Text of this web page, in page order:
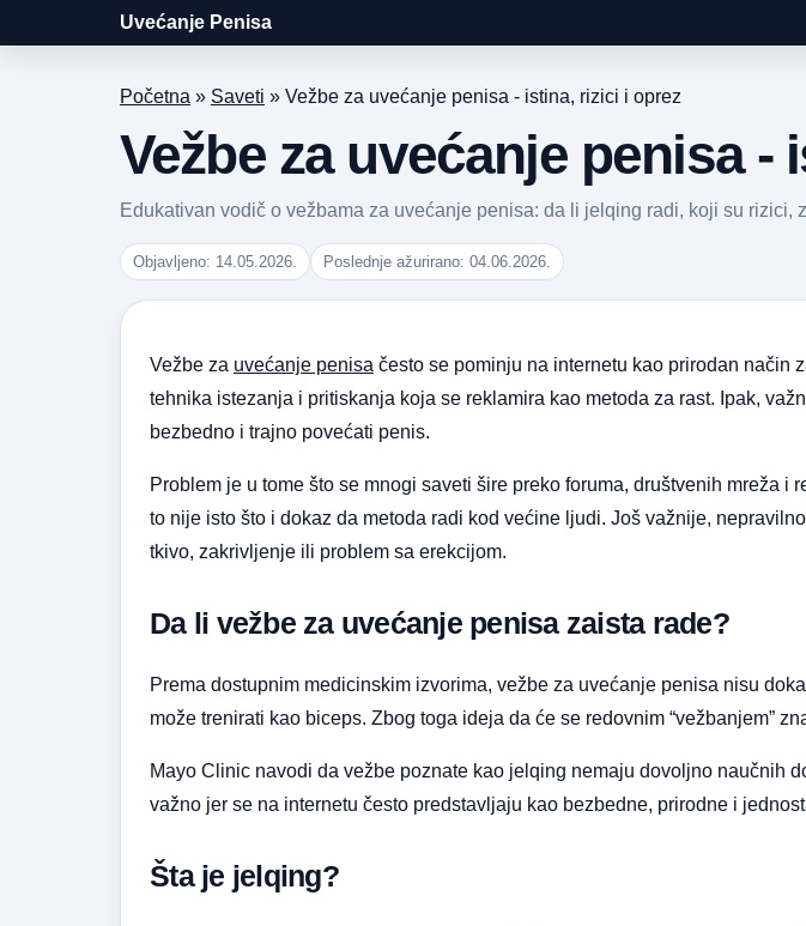
Uvećanje Penisa
Početna » Saveti » Vežbe za uvećanje penisa - istina, rizici i oprez
Vežbe za uvećanje penisa -
Edukativan vodič o vežbama za uvećanje penisa: da li jelqing radi, koji su
Objavljeno: 14.05.2026. Poslednje ažurirano: 04.06.2026.
Vežbe za uvećanje penisa često se pominju na internetu kao prirodan način
tehnika istezanja i pritiskanja koja se reklamira kao metoda za rast. Ipak,
bezbedno i trajno povećati penis.
Problem je u tome što se mnogi saveti šire preko foruma, društvenih mreža
to nije isto što i dokaz da metoda radi kod većine ljudi. Još važnije,
tkivo, zakrivljenje ili problem sa erekcijom.
Da li vežbe za uvećanje penisa zaista rade?
Prema dostupnim medicinskim izvorima, vežbe za uvećanje penisa nisu
može trenirati kao biceps. Zbog toga ideja da će se redovnim “vežbanjem”
Mayo Clinic navodi da vežbe poznate kao jelqing nemaju dovoljno naučnih
važno jer se na internetu često predstavljaju kao bezbedne, prirodne i
Šta je jelqing?